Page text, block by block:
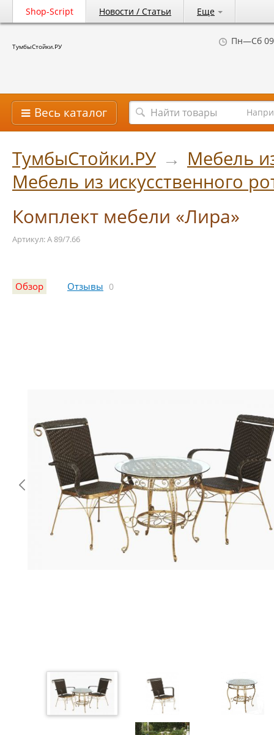
Shop-Script Новости / Статьи Еще
ТумбыСтойки.РУ Пн—Сб
Весь каталог
ТумбыСтойки.РУ → Мебель
Мебель из искусственного
Комплект мебели «Лира»
Артикул: А 89/7.66
Обзор Отзывы 0